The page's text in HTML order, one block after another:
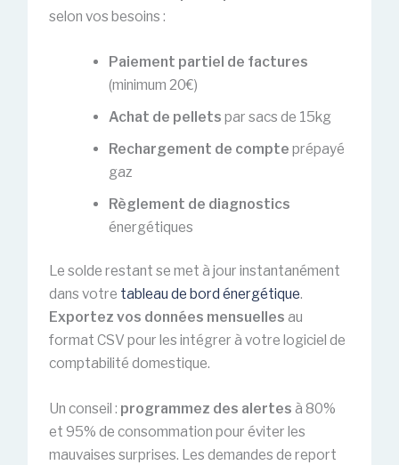
selon vos besoins :
Paiement partiel de factures
(minimum 20€)
Achat de pellets par sacs de 15kg
Rechargement de compte prépayé
gaz
Règlement de diagnostics
énergétiques
Le solde restant se met à jour instantanément
dans votre tableau de bord énergétique.
Exportez vos données mensuelles au
format CSV pour les intégrer à votre logiciel de
comptabilité domestique.
Un conseil : programmez des alertes à 80%
et 95% de consommation pour éviter les
mauvaises surprises. Les demandes de report